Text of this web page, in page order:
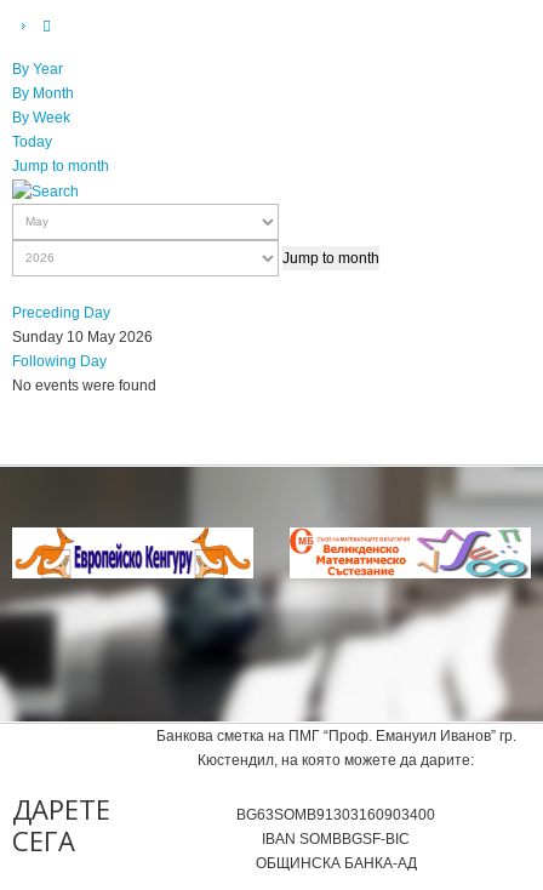
By Year
By Month
By Week
Today
Jump to month
Jump to month
Preceding Day
Sunday 10 May 2026
Following Day
No events were found
ДАРЕТЕ
СЕГА
Банкова сметка на ПМГ “Проф. Емануил Иванов” гр.
Кюстендил, на която можете да дарите:
BG63SOMB91303160903400
IВAN SOMBBGSF-BIC
ОБЩИНСКА БАНКА-АД